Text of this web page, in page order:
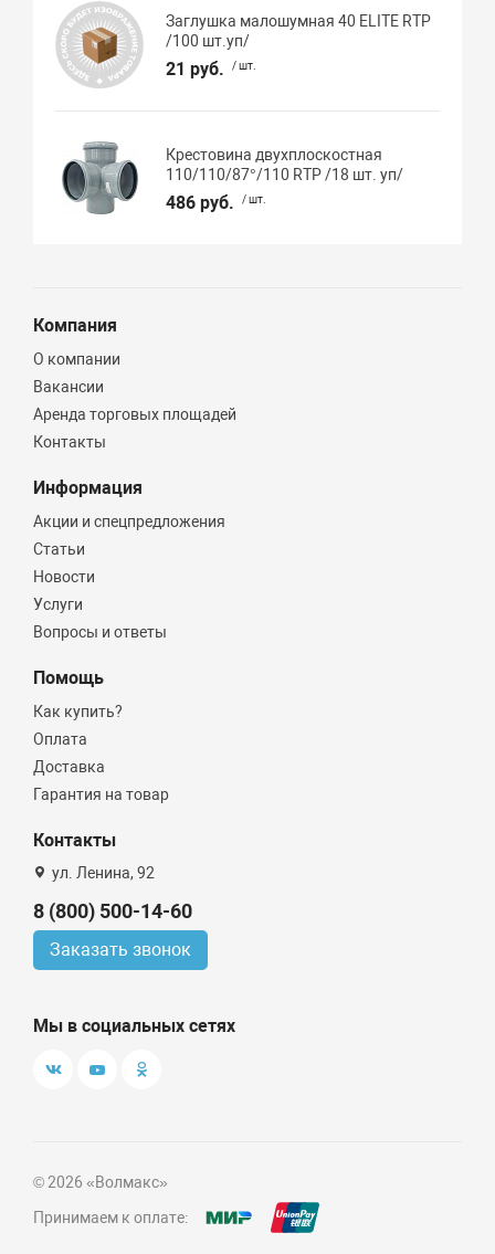
Заглушка малошумная 40 ELITE RTP
/100 шт.уп/
21 руб. / шт.
Крестовина двухплоскостная
110/110/87°/110 RTP /18 шт. уп/
486 руб. / шт.
Компания
О компании
Вакансии
Аренда торговых площадей
Контакты
Информация
Акции и спецпредложения
Статьи
Новости
Услуги
Вопросы и ответы
Помощь
Как купить?
Оплата
Доставка
Гарантия на товар
Контакты
ул. Ленина, 92
8 (800) 500-14-60
Заказать звонок
Мы в социальных сетях
© 2026 «Волмакс»
Принимаем к оплате: